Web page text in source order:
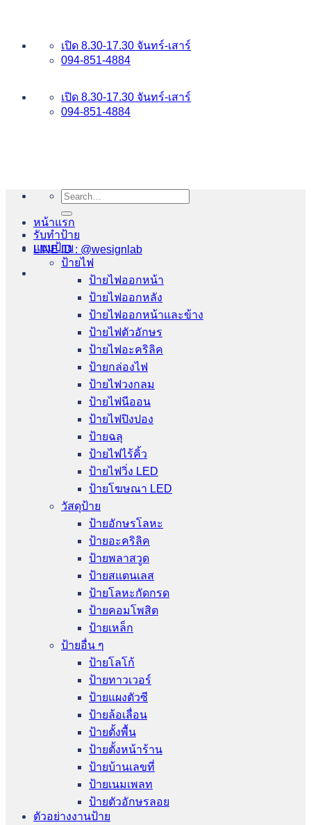
เปิด 8.30-17.30 จันทร์-เสาร์
094-851-4884
เปิด 8.30-17.30 จันทร์-เสาร์
094-851-4884
LINE ID : @wesignlab
Search
for:
หน้าแรก
รับทำป้าย
แบบป้าย
ป้ายไฟ
ป้ายไฟออกหน้า
ป้ายไฟออกหลัง
ป้ายไฟออกหน้าและข้าง
ป้ายไฟตัวอักษร
ป้ายไฟอะคริลิค
ป้ายกล่องไฟ
ป้ายไฟวงกลม
ป้ายไฟนีออน
ป้ายไฟปิงปอง
ป้ายฉลุ
ป้ายไฟไร้คิ้ว
ป้ายไฟวิ่ง LED
ป้ายโฆษณา LED
วัสดุป้าย
ป้ายอักษรโลหะ
ป้ายอะคริลิค
ป้ายพลาสวูด
ป้ายสแตนเลส
ป้ายโลหะกัดกรด
ป้ายคอมโพสิต
ป้ายเหล็ก
ป้ายอื่น ๆ
ป้ายโลโก้
ป้ายทาวเวอร์
ป้ายแผงตัวซี
ป้ายล้อเลื่อน
ป้ายตั้งพื้น
ป้ายตั้งหน้าร้าน
ป้ายบ้านเลขที่
ป้ายเนมเพลท
ป้ายตัวอักษรลอย
ตัวอย่างงานป้าย